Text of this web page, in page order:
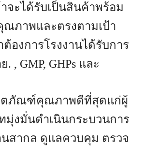
จะได้รับเป็นสินค้าพร้อม
ภาพและตรงตามเป้า
องการโรงงานได้รับการ
. , GMP, GHPs และ
ณฑ์คุณภาพดีที่สุดแก่ผู้
มุ่งมั่นดำเนินกระบวนการ
สากล ดูแลควบคุม ตรวจ